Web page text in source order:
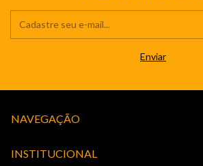
NAVEGAÇÃO
INSTITUCIONAL